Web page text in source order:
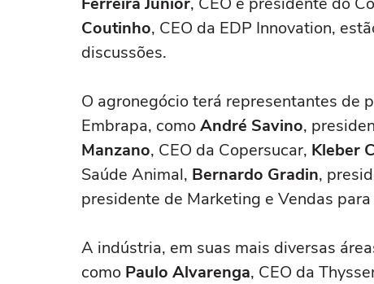
Coutinho, CEO da EDP Innovation,
discussões.
O agronegócio terá representantes de
Embrapa, comoAndré Savino,
Manzano, CEO da Copersucar, Kleber
Saúde Animal, Bernardo Gradin,
presidente de Marketing e Vendas
A indústria, em suas mais diversas
como Paulo Alvarenga, CEO da